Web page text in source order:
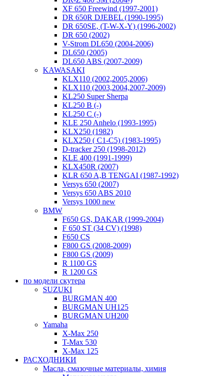
XF 650 Freewind (1997-2001)
DR 650R DJEBEL (1990-1995)
DR 650SE, (T-W-X-Y) (1996-2002)
DR 650 (2002)
V-Strom DL650 (2004-2006)
DL650 (2005)
DL650 ABS (2007-2009)
KAWASAKI
KLX110 (2002,2005,2006)
KLX110 (2003,2004,2007-2009)
KL250 Super Sherpa
KL250 B (-)
KL250 C (-)
KLE 250 Anhelo (1993-1995)
KLX250 (1982)
KLX250 ( C1-C5) (1983-1995)
D-tracker 250 (1998-2012)
KLE 400 (1991-1999)
KLX450R (2007)
KLR 650 A,B TENGAI (1987-1992)
Versys 650 (2007)
Versys 650 ABS 2010
Versys 1000 new
BMW
F650 GS, DAKAR (1999-2004)
F 650 ST (34 CV) (1998)
F650 CS
F800 GS (2008-2009)
F800 GS (2009)
R 1100 GS
R 1200 GS
по модели скутера
SUZUKI
BURGMAN 400
BURGMAN UH125
BURGMAN UH200
Yamaha
X-Max 250
T-Max 530
X-Max 125
РАСХОДНИКИ
Масла, смазочные материалы, химия